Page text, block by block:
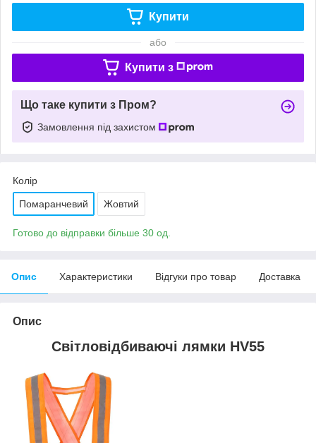
Купити
або
Купити з
Що таке купити з Пром?
Замовлення під захистом
Колір
Помаранчевий Жовтий
Готово до відправки більше 30 од.
Опис Характеристики Відгуки про товар Доставка
Опис
Світловідбиваючі лямки HV55